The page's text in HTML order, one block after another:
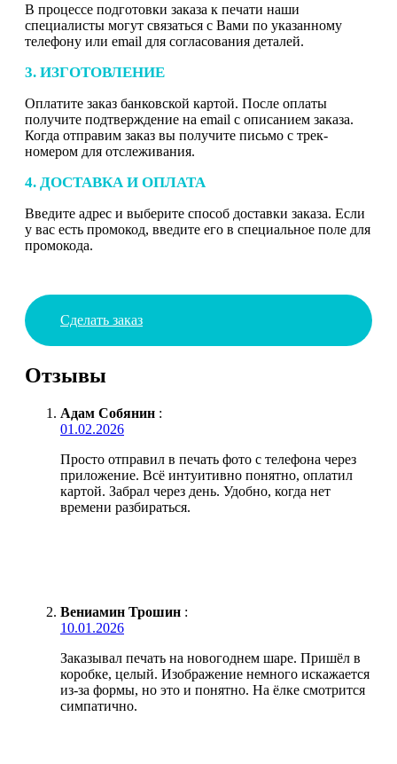
В процессе подготовки заказа к печати наши
специалисты могут связаться с Вами по указанному
телефону или email для согласования деталей.
3. ИЗГОТОВЛЕНИЕ
Оплатите заказ банковской картой. После оплаты
получите подтверждение на email с описанием заказа.
Когда отправим заказ вы получите письмо с трек-
номером для отслеживания.
4. ДОСТАВКА И ОПЛАТА
Введите адрес и выберите способ доставки заказа. Если
у вас есть промокод, введите его в специальное поле для
промокода.
Сделать заказ
Отзывы
Адам Собянин :
01.02.2026
Просто отправил в печать фото с телефона через
приложение. Всё интуитивно понятно, оплатил
картой. Забрал через день. Удобно, когда нет
времени разбираться.
Вениамин Трошин :
10.01.2026
Заказывал печать на новогоднем шаре. Пришёл в
коробке, целый. Изображение немного искажается
из-за формы, но это и понятно. На ёлке смотрится
симпатично.